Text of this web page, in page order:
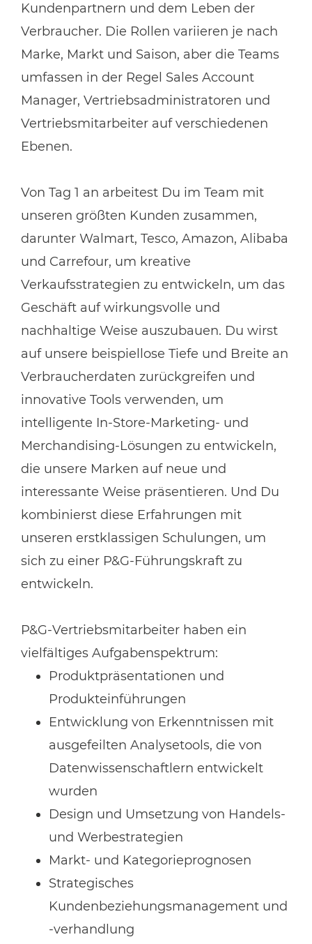
Kundenpartnern und dem Leben der
Verbraucher. Die Rollen variieren je nach
Marke, Markt und Saison, aber die Teams
umfassen in der Regel Sales Account
Manager, Vertriebsadministratoren und
Vertriebsmitarbeiter auf verschiedenen
Ebenen.
Von Tag 1 an arbeitest Du im Team mit
unseren größten Kunden zusammen,
darunter Walmart, Tesco, Amazon, Alibaba
und Carrefour, um kreative
Verkaufsstrategien zu entwickeln, um das
Geschäft auf wirkungsvolle und
nachhaltige Weise auszubauen. Du wirst
auf unsere beispiellose Tiefe und Breite an
Verbraucherdaten zurückgreifen und
innovative Tools verwenden, um
intelligente In-Store-Marketing- und
Merchandising-Lösungen zu entwickeln,
die unsere Marken auf neue und
interessante Weise präsentieren. Und Du
kombinierst diese Erfahrungen mit
unseren erstklassigen Schulungen, um
sich zu einer P&G-Führungskraft zu
entwickeln.
P&G-Vertriebsmitarbeiter haben ein
vielfältiges Aufgabenspektrum:
Produktpräsentationen und
Produkteinführungen
Entwicklung von Erkenntnissen mit
ausgefeilten Analysetools, die von
Datenwissenschaftlern entwickelt
wurden
Design und Umsetzung von Handels-
und Werbestrategien
Markt- und Kategorieprognosen
Strategisches
Kundenbeziehungsmanagement und
-verhandlung